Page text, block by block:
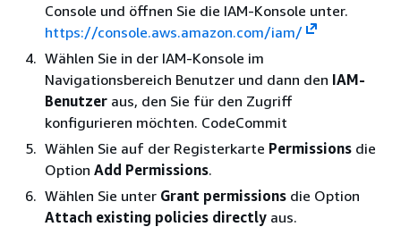
Console und öffnen Sie die IAM-Konsole unter.
https://console.aws.amazon.com/iam/
Wählen Sie in der IAM-Konsole im
Navigationsbereich Benutzer und dann den IAM-
Benutzer aus, den Sie für den Zugriff
konfigurieren möchten. CodeCommit
Wählen Sie auf der Registerkarte Permissions die
Option Add Permissions.
Wählen Sie unter Grant permissions die Option
Attach existing policies directly aus.